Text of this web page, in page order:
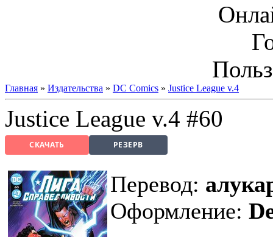
Главная » Издательства » DC Comics » Justice League v.4
Justice League v.4 #60
СКАЧАТЬ РЕЗЕРВ
Перевод:
Оформление: